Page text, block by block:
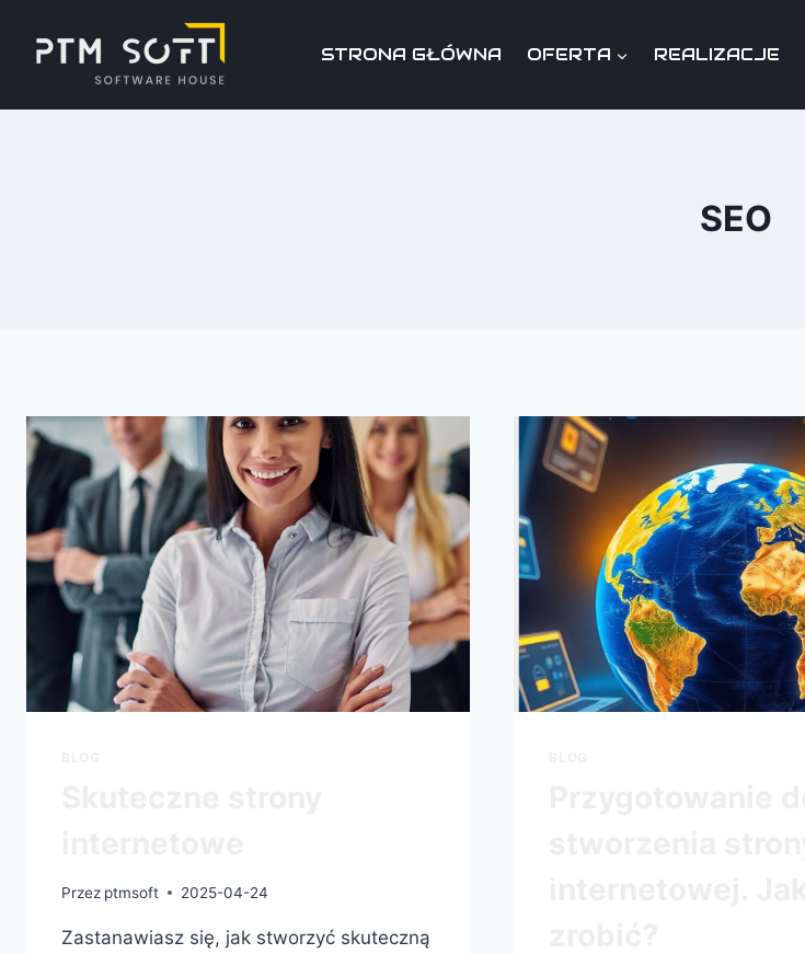
STRONA GŁÓWNA OFERTA REALIZACJE
SEO
Przez ptmsoft 2025-04-24
Zastanawiasz się, jak stworzyć skuteczną